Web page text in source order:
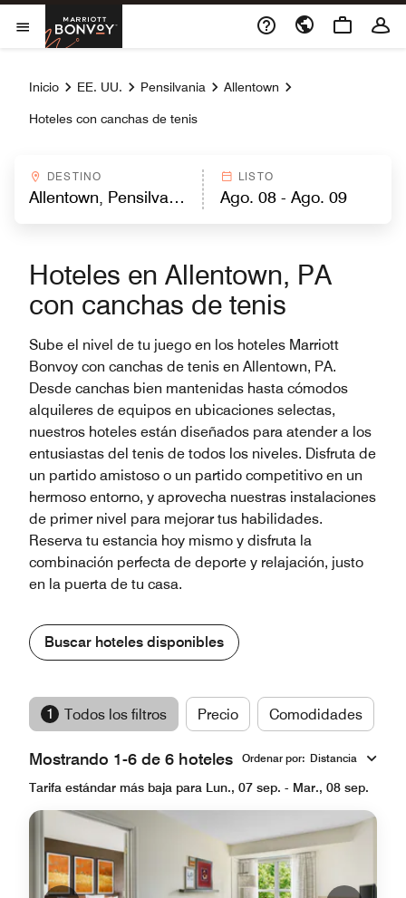
Skip to Content
Abrir el menú
Marriott Bonvoy
Inicio EE. UU. Pensilvania Allentown
Hoteles con canchas de tenis
DESTINO LISTO
Hoteles en Allentown, PA
con canchas de tenis
Sube el nivel de tu juego en los hoteles Marriott
Bonvoy con canchas de tenis en Allentown, PA.
Desde canchas bien mantenidas hasta cómodos
alquileres de equipos en ubicaciones selectas,
nuestros hoteles están diseñados para atender a los
entusiastas del tenis de todos los niveles. Disfruta de
un partido amistoso o un partido competitivo en un
hermoso entorno, y aprovecha nuestras instalaciones
de primer nivel para mejorar tus habilidades.
Reserva tu estancia hoy mismo y disfruta la
combinación perfecta de deporte y relajación, justo
en la puerta de tu casa.
Buscar hoteles disponibles
1 Todos los filtros Precio Comodidades
Mostrando 1-6 de 6 hoteles Ordenar por: Distancia
Tarifa estándar más baja para Lun., 07 sep. - Mar., 08 sep.